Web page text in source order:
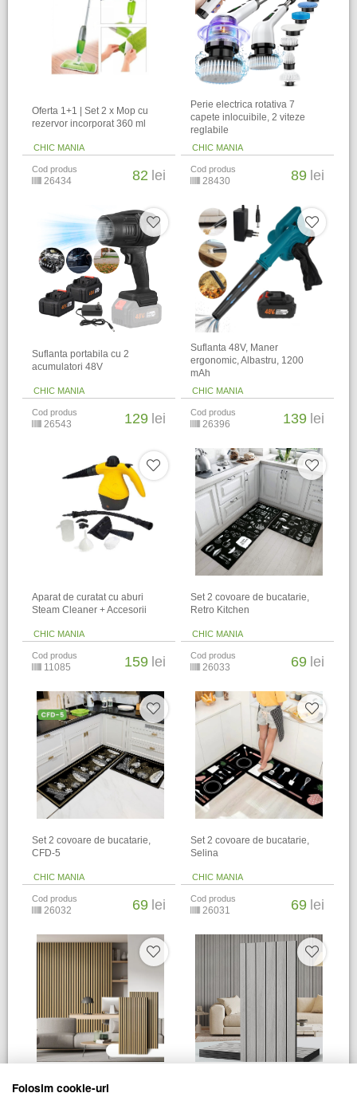
Oferta 1+1 | Set 2 x Mop cu
rezervor incorporat 360 ml
CHIC MANIA
Cod produs
26434 82 lei
Perie electrica rotativa 7
capete inlocuibile, 2 viteze
reglabile
CHIC MANIA
Cod produs
28430 89 lei
Suflanta portabila cu 2
acumulatori 48V
CHIC MANIA
Cod produs
26543 129 lei
Suflanta 48V, Maner
ergonomic, Albastru, 1200
mAh
CHIC MANIA
Cod produs
26396 139 lei
Aparat de curatat cu aburi
Steam Cleaner + Accesorii
CHIC MANIA
Cod produs
11085 159 lei
​Set 2 covoare de bucatarie,
Retro Kitchen
CHIC MANIA
Cod produs
26033 69 lei
​Set 2 covoare de bucatarie,
CFD-5
CHIC MANIA
Cod produs
26032 69 lei
​Set 2 covoare de bucatarie,
Selina
CHIC MANIA
Cod produs
26031 69 lei
Set 5 panouri decorative
Folosim cookie-uri